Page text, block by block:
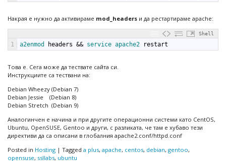
Накрая е нужно да активираме mod_headers и да рестартираме apache:
Shell
1 a2enmod headers && service apache2 restart
Това е. Сега може да тествате сайта си.
Инструкциите са тествани на:
Debian Wheezy (Debian 7)
Debian Jessie (Debian 8)
Debian Stretch (Debian 9)
Аналогинчен е начина и при другите операционни системи като CentOS,
Ubuntu, OpenSUSE, Gentoo и други, с разликата, че там е хубаво тези
директиви да са описани в глобалния apache2.conf/httpd.conf
Posted in Hosting | Tagged a plus, apache, centos, debian, gentoo,
opensuse, ssllabs, ubuntu